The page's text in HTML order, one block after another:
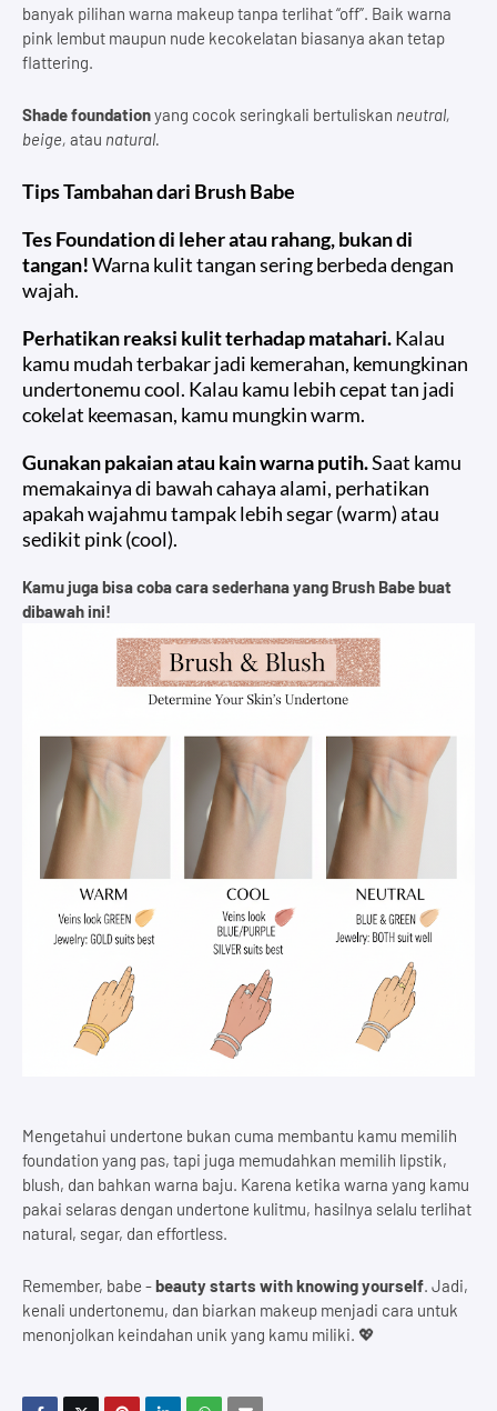
banyak pilihan warna makeup tanpa terlihat “off”. Baik warna
pink lembut maupun nude kecokelatan biasanya akan tetap
flattering.
Shade foundationyang cocok seringkali bertuliskan neutral,
beige, atau natural.
Tips Tambahan dari Brush Babe
Tes Foundation di leher atau rahang, bukan di
tangan!Warna kulit tangan sering berbeda dengan
wajah.
Perhatikan reaksi kulit terhadap matahari.Kalau
kamu mudah terbakar jadi kemerahan, kemungkinan
undertonemu cool. Kalau kamu lebih cepat tan jadi
cokelat keemasan, kamu mungkin warm.
Gunakan pakaian atau kain warna putih.Saat kamu
memakainya di bawah cahaya alami, perhatikan
apakah wajahmu tampak lebih segar (warm) atau
sedikit pink (cool).
Kamu juga bisa coba cara sederhana yang Brush Babe buat
dibawah ini!
Mengetahui undertone bukan cuma membantu kamu memilih
foundation yang pas, tapi juga memudahkan memilih lipstik,
blush, dan bahkan warna baju. Karena ketika warna yang kamu
pakai selaras dengan undertone kulitmu, hasilnya selalu terlihat
natural, segar, dan effortless.
Remember, babe -beauty starts with knowing yourself. Jadi,
kenali undertonemu, dan biarkan makeup menjadi cara untuk
menonjolkan keindahan unik yang kamu miliki. 💖